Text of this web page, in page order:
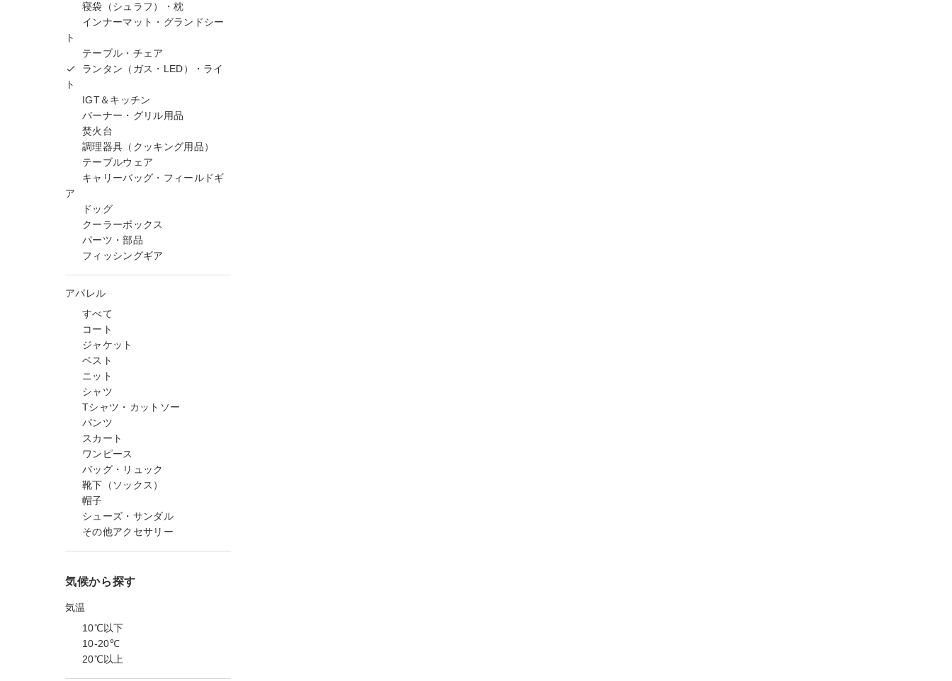
寝袋（シュラフ）・枕
インナーマット・グランドシー
ト
テーブル・チェア
ランタン（ガス・LED）・ライ
ト
IGT＆キッチン
バーナー・グリル用品
焚火台
調理器具（クッキング用品）
テーブルウェア
キャリーバッグ・フィールドギ
ア
ドッグ
クーラーボックス
パーツ・部品
フィッシングギア
アパレル
すべて
コート
ジャケット
ベスト
ニット
シャツ
Tシャツ・カットソー
パンツ
スカート
ワンピース
バッグ・リュック
靴下（ソックス）
帽子
シューズ・サンダル
その他アクセサリー
気候から探す
気温
10℃以下
10-20℃
20℃以上